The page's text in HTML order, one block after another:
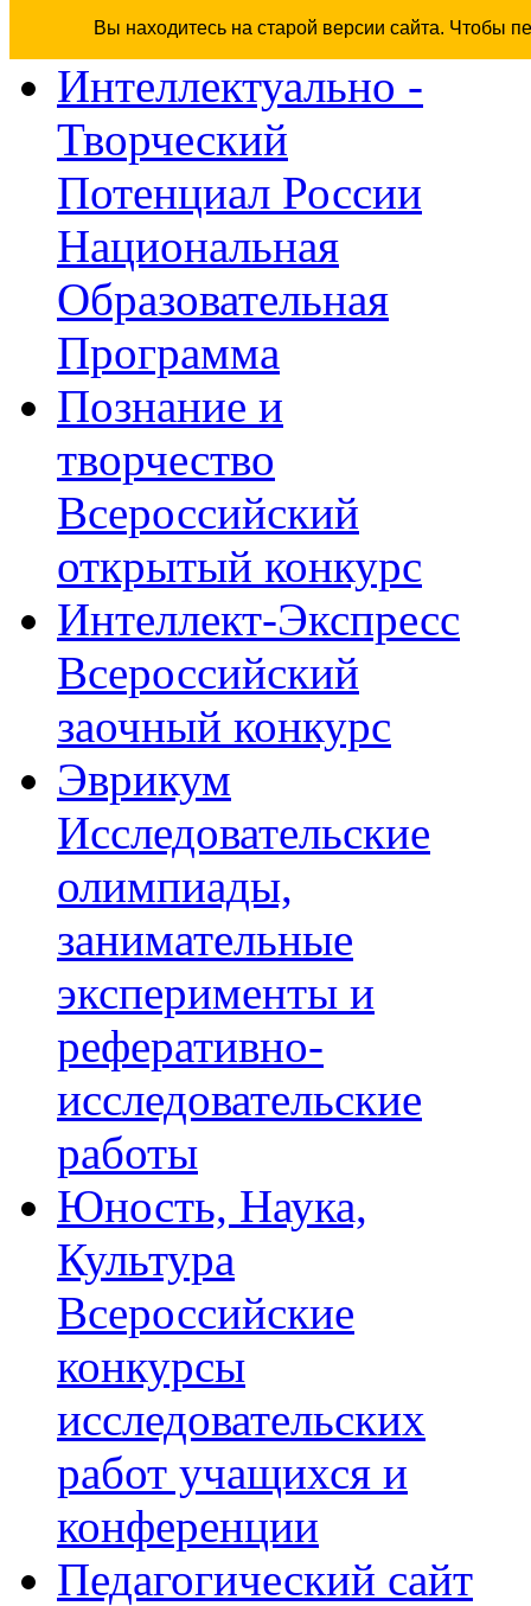
Вы находитесь на старой версии сайта. Чтобы
Интеллектуально -
Творческий
Потенциал России
Национальная
Образовательная
Программа
Познание и
творчество
Всероссийский
открытый конкурс
Интеллект-Экспресс
Всероссийский
заочный конкурс
Эврикум
Исследовательские
олимпиады,
занимательные
эксперименты и
реферативно-
исследовательские
работы
Юность, Наука,
Культура
Всероссийские
конкурсы
исследовательских
работ учащихся и
конференции
Педагогический сайт